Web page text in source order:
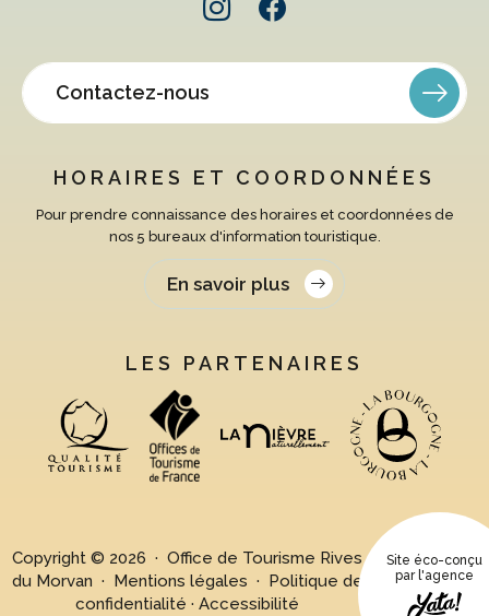
Contactez-nous
HORAIRES ET COORDONNÉES
Pour prendre connaissance des horaires et coordonnées de
nos 5 bureaux d'information touristique.
En savoir plus
LES PARTENAIRES
Copyright © 2026 · Office de Tourisme Rives
du Morvan · Mentions légales · Politique de
confidentialité · Accessibilité
Site éco-conçu
par l'agence